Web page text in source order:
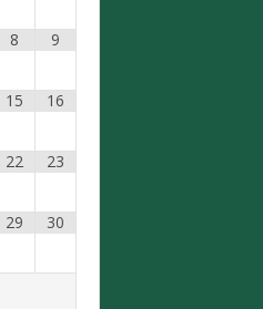
8 9
15 16
22 23
29 30